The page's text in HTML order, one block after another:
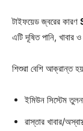
টাইফয়েড জ্বরের কারণ
এটি দূষিত পানি, খাবার
শিশুরা বেশি আক্রান্ত
ইমিউন সিস্টেম
রাস্তার খাবার/